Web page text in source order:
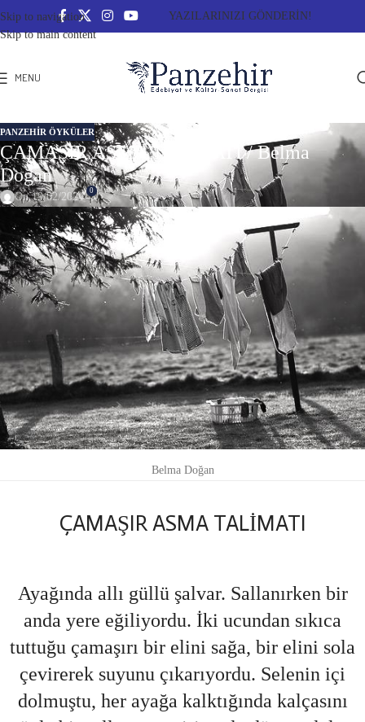
Skip to navigation
Skip to main content
YAZILARINIZI GÖNDERİN!
MENU
PANZEHIR ÖYKÜLER
ÇAMAŞIR ASMA TALİMATI / Belma
Doğan
On 19/02/2024 0
Belma Doğan
ÇAMAŞIR ASMA TALİMATI
Ayağında allı güllü şalvar. Sallanırken bir
anda yere eğiliyordu. İki ucundan sıkıca
tuttuğu çamaşırı bir elini sağa, bir elini sola
çevirerek suyunu çıkarıyordu. Selenin içi
dolmuştu, her ayağa kalktığında kalçasını